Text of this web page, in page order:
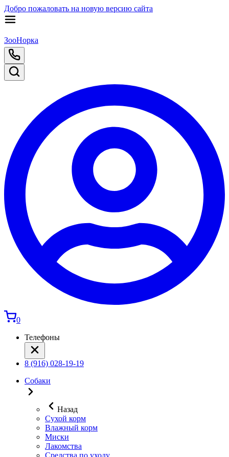
Добро пожаловать на новую версию сайта
ЗооНорка
0
Телефоны
8 (916) 028-19-19
Собаки
Назад
Сухой корм
Влажный корм
Миски
Лакомства
Средства по уходу